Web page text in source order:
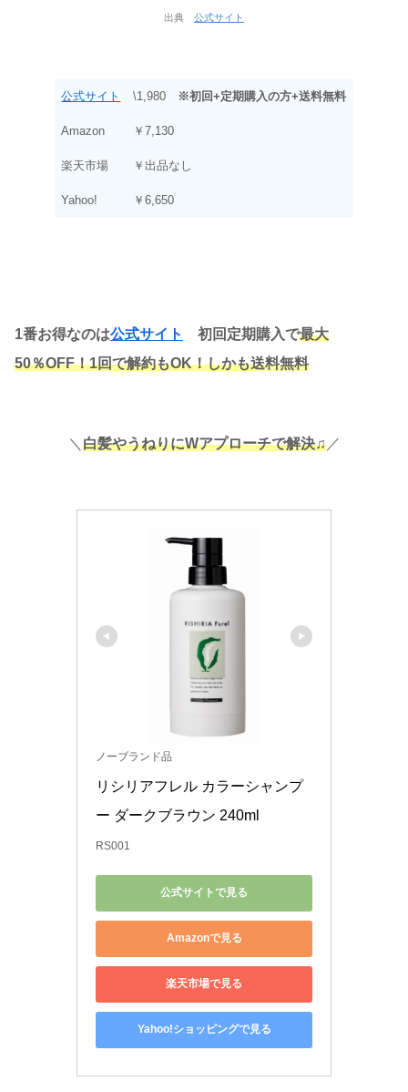
出典 公式サイト
公式サイト \1,980 ※初回+定期購入の方+送料無料
Amazon ￥7,130
楽天市場 ￥出品なし
Yahoo! ￥6,650
1番お得なのは公式サイト 初回定期購入で最大
50％OFF！1回で解約もOK！しかも送料無料
＼ 白髪やうねりにWアプローチで解決♫／
ノーブランド品
リシリアフレル カラーシャンプ
ー ダークブラウン 240ml
RS001
公式サイトで見る
Amazonで見る
楽天市場で見る
Yahoo!ショッピングで見る